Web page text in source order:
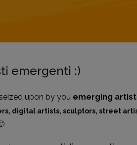
emergenti :)
upon by you emerging
digital artists, sculptors, street